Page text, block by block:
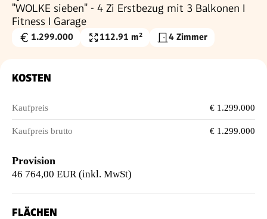
"WOLKE sieben" - 4 Zi Erstbezug mit 3 Balkonen I
Fitness I Garage
Kaufpreis
1.299.000
Wohnfläche
112.91 m² 4 Zimmer
KOSTEN
Kaufpreis € 1.299.000
Kaufpreis brutto € 1.299.000
Provision
46 764,00 EUR (inkl. MwSt)
FLÄCHEN